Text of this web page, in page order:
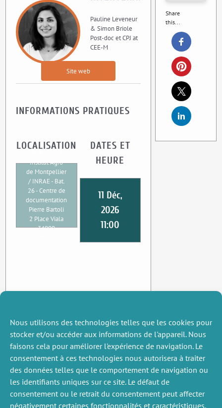
Nous utilisons des technologies telles que les cookies pour
stocker et/ou accéder aux informations de l'appareil. Nous
faisons cela pour améliorer l'expérience de navigation. Le
consentement à ces technologies nous autorisera à traiter
des données telles que le comportement de navigation ou
les identifiants uniques sur ce site. Le défaut de
consentement ou le retrait du consentement peut affecter
négativement certaines fonctionnalités et caractéristiques.
Pauline Leveneur
& Simon Briole
Post-doc et CPJ at
CEE-M
Site web
INFORMATIONS PRATIQUES
LOCALISATION
Institut Agro
de Montpellier
/ INRAE - Bat.
26 - Centre de
documentation
Pierre Bartoli
2 Place Viala
34000
DATES ET
HEURE
11 Déc,
2026
11:00
Share
this...